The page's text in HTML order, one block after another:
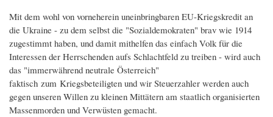
Mit dem wohl von vorneherein uneinbringbaren EU-Kriegskredit an
die Ukraine - zu dem selbst die "Sozialdemokraten" brav wie 1914
zugestimmt haben, und damit mithelfen das einfach Volk für die
Interessen der Herrschenden aufs Schlachtfeld zu treiben - wird auch
das "immerwährend neutrale Österreich"
faktisch zum Kriegsbeteiligten und wir Steuerzahler werden auch
gegen unseren Willen zu kleinen Mittätern am staatlich organisierten
Massenmorden und Verwüsten gemacht.